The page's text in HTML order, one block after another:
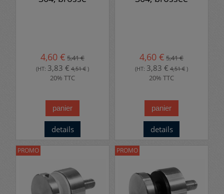
4,60 € 5,41 €
(HT: 3,83 € 4,51 € )
20% TTC
panier
details
4,60 € 5,41 €
(HT: 3,83 € 4,51 € )
20% TTC
panier
details
PROMO PROMO